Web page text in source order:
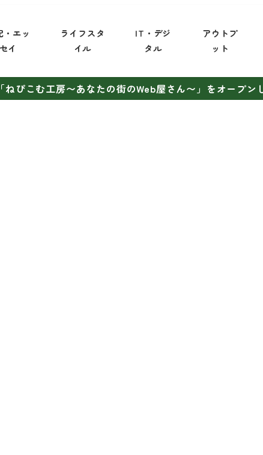
・エッ
セイ
ライフスタ
イル
IT・デジ
タル
アウトプ
ット
「ねぴこむ工房〜あなたの街のWeb屋さん〜」をオープン